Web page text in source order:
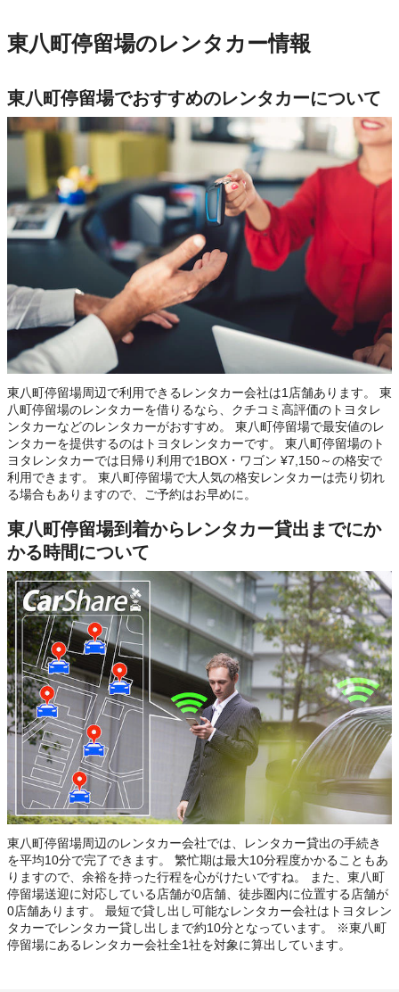
東八町停留場のレンタカー情報
東八町停留場でおすすめのレンタカーについて
東八町停留場周辺で利用できるレンタカー会社は1店舗あります。 東
八町停留場のレンタカーを借りるなら、クチコミ高評価のトヨタレ
ンタカーなどのレンタカーがおすすめ。 東八町停留場で最安値のレ
ンタカーを提供するのはトヨタレンタカーです。 東八町停留場のト
ヨタレンタカーでは日帰り利用で1BOX・ワゴン ¥7,150～の格安で
利用できます。 東八町停留場で大人気の格安レンタカーは売り切れ
る場合もありますので、ご予約はお早めに。
東八町停留場到着からレンタカー貸出までにか
かる時間について
東八町停留場周辺のレンタカー会社では、レンタカー貸出の手続き
を平均10分で完了できます。 繁忙期は最大10分程度かかることもあ
りますので、余裕を持った行程を心がけたいですね。 また、東八町
停留場送迎に対応している店舗が0店舗、徒歩圏内に位置する店舗が
0店舗あります。 最短で貸し出し可能なレンタカー会社はトヨタレン
タカーでレンタカー貸し出しまで約10分となっています。 ※東八町
停留場にあるレンタカー会社全1社を対象に算出しています。